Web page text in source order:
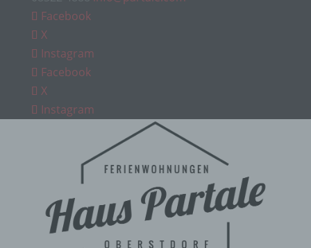
Facebook
X
Instagram
Facebook
X
Instagram